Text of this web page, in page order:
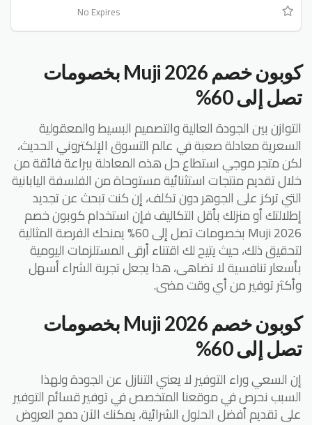
No Expires
كوبون خصم Muji 2026 بخصومات
تصل إلى 60%
التوازن بين الجودة العالية والتصميم البسيط والمعقولية
السعرية معادلة صعبة في عالم التسوق الإلكتروني الحديث،
لكن متجر موجي استطاع حل هذه المعادلة ببراعة فائقة من
خلال تقديم منتجات استثنائية مستوحاة من الفلسفة اليابانية
التي تركز على الجوهر دون تكلف، إن كنت تبحث عن تجديد
إطلالتك أو منزلك بأقل التكاليف فإن استخدام كوبون خصم
Muji 2026 بخصومات تصل إلى 60% يمنحك الفرصة المثالية
لتحقيق ذلك، حيث يتيح لك اقتناء أرقى المستلزمات اليومية
بأسعار تنافسية لا تضاهى، هذا يجعل تجربة الشراء أسهل
وأكثر توفير من أي وقت مضى.
كوبون خصم Muji 2026 بخصومات
تصل إلى 60%
إن السعي وراء التوفير لا يعني التنازل عن الجودة ولهذا
السبب نحرص في موقعنا المتخصص في توفير قسائم التوفير
على تقديم أفضل الحلول الشرائية، يمكنك الآن دمج العروض